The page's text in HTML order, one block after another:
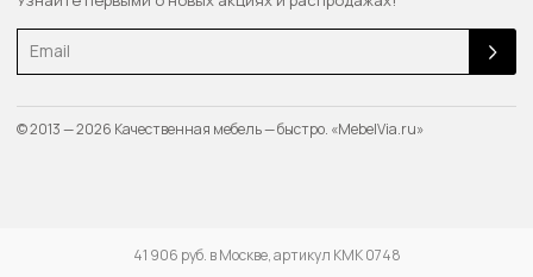
41 906 руб. в Москве, артикул КМК 0748
Email
© 2013 — 2026 Качественная мебель — быстро. «MebelVia.ru»